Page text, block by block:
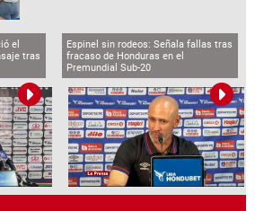
el
tras
Espinel sin rodeos: Señala fallas tras
fracaso de Honduras en el
Premundial Sub-20